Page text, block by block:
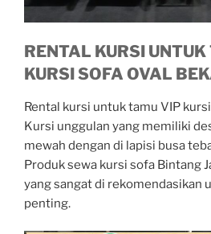
RENTAL KURSI
KURSI SOFA OVAL
Rental kursi untuk tamu VIP
Kursi unggulan yang memiliki
mewah dengan di lapisi busa
Produk sewa kursi sofa Bintang
yang sangat di rekomendasikan
penting.